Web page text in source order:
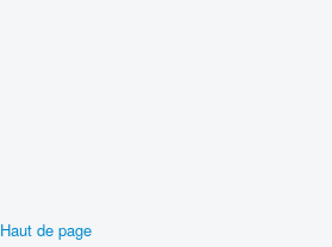
Haut de page